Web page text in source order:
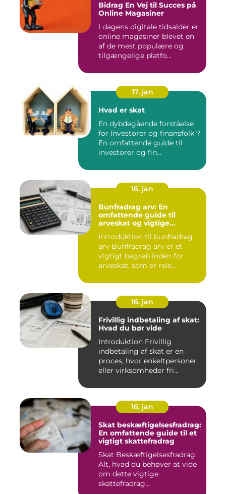
Bidrag En Vej til Succes på
Online Magasiner
I dagens digitale tidsalder er
online magasiner blevet en
af de mest populære og
tilgængelige platfo...
17. jan
Hvad er skat
En dybdegående forståelse
for Investorer og finansfolk ?
En omfattende guide til
investorer og fin...
16. jan
Bunfradrag arv: En
omfattende guide til
arveskat og vigtige
og finansfolk
Introduktion til bunfradrag
arv Bunfradrag arv er et
vigtigt begreb inden for
arveskat, som er rele...
16. jan
Frivillig indbetaling af skat:
Hvad du bør vide
Introduktion Frivillig
indbetaling af skat er en
proces, hvor enkeltpersoner
eller virksomheder fri...
16. jan
Skat beskæftigelsesfradrag:
En omfattende guide til et
vigtigt skattefradrag
Skat Beskæftigelsesfradrag:
Alt, hvad du behøver at vide
om dette vigtige
skattefradrag